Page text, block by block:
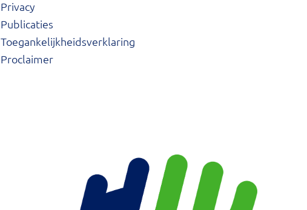
Privacy
Publicaties
Toegankelijkheidsverklaring
Proclaimer